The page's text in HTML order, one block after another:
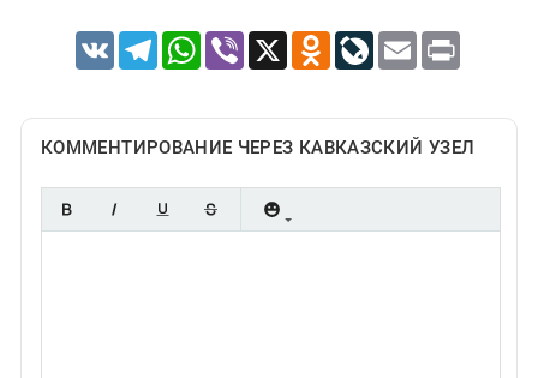
VK TelegramWhatsApp
Viber X Odnoklassniki
LiveJournal
Email Print
КОММЕНТИРОВАНИЕ ЧЕРЕЗ КАВКАЗСКИЙ УЗЕЛ